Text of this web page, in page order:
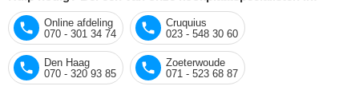
Online afdeling
070 - 301 34 74
Cruquius
023 - 548 30 60
Den Haag
070 - 320 93 85
Zoeterwoude
071 - 523 68 87